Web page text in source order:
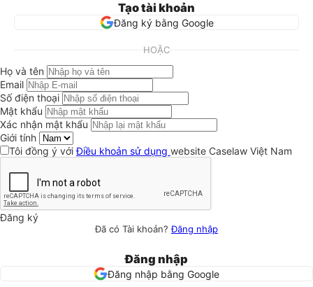
Tạo tài khoản
Đăng ký bằng Google
HOẶC
Họ và tên
Email
Số điện thoại
Mật khẩu
Xác nhận mật khẩu
Giới tính
Tôi đồng ý vớiĐiều khoản sử dụng website Caselaw Việt Nam
Đăng ký
Đã có Tài khoản?Đăng nhập
Đăng nhập
Đăng nhập bằng Google